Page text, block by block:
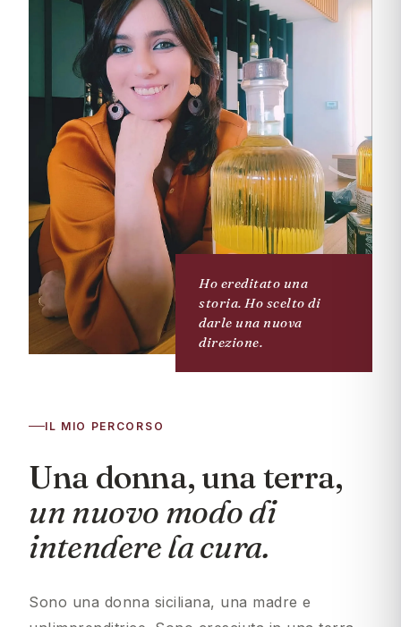
Ho ereditato una
storia. Ho scelto di
darle una nuova
direzione.
IL MIO PERCORSO
Una donna, una terra,
un nuovo modo di
intendere la cura.
Sono una donna siciliana, una madre e